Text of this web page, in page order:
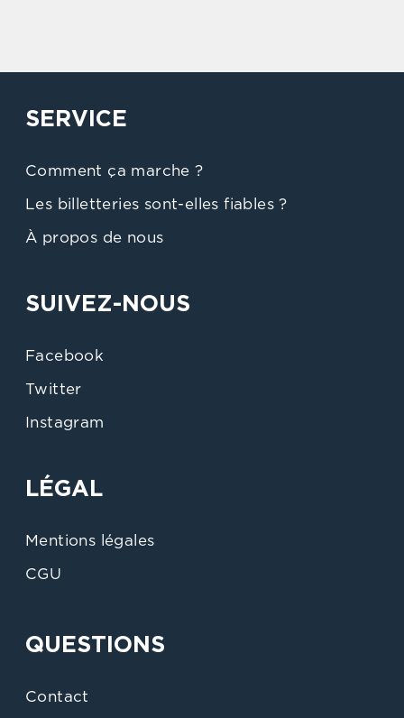
SERVICE
Comment ça marche ?
Les billetteries sont-elles fiables ?
À propos de nous
SUIVEZ-NOUS
Facebook
Twitter
Instagram
LÉGAL
Mentions légales
CGU
QUESTIONS
Contact